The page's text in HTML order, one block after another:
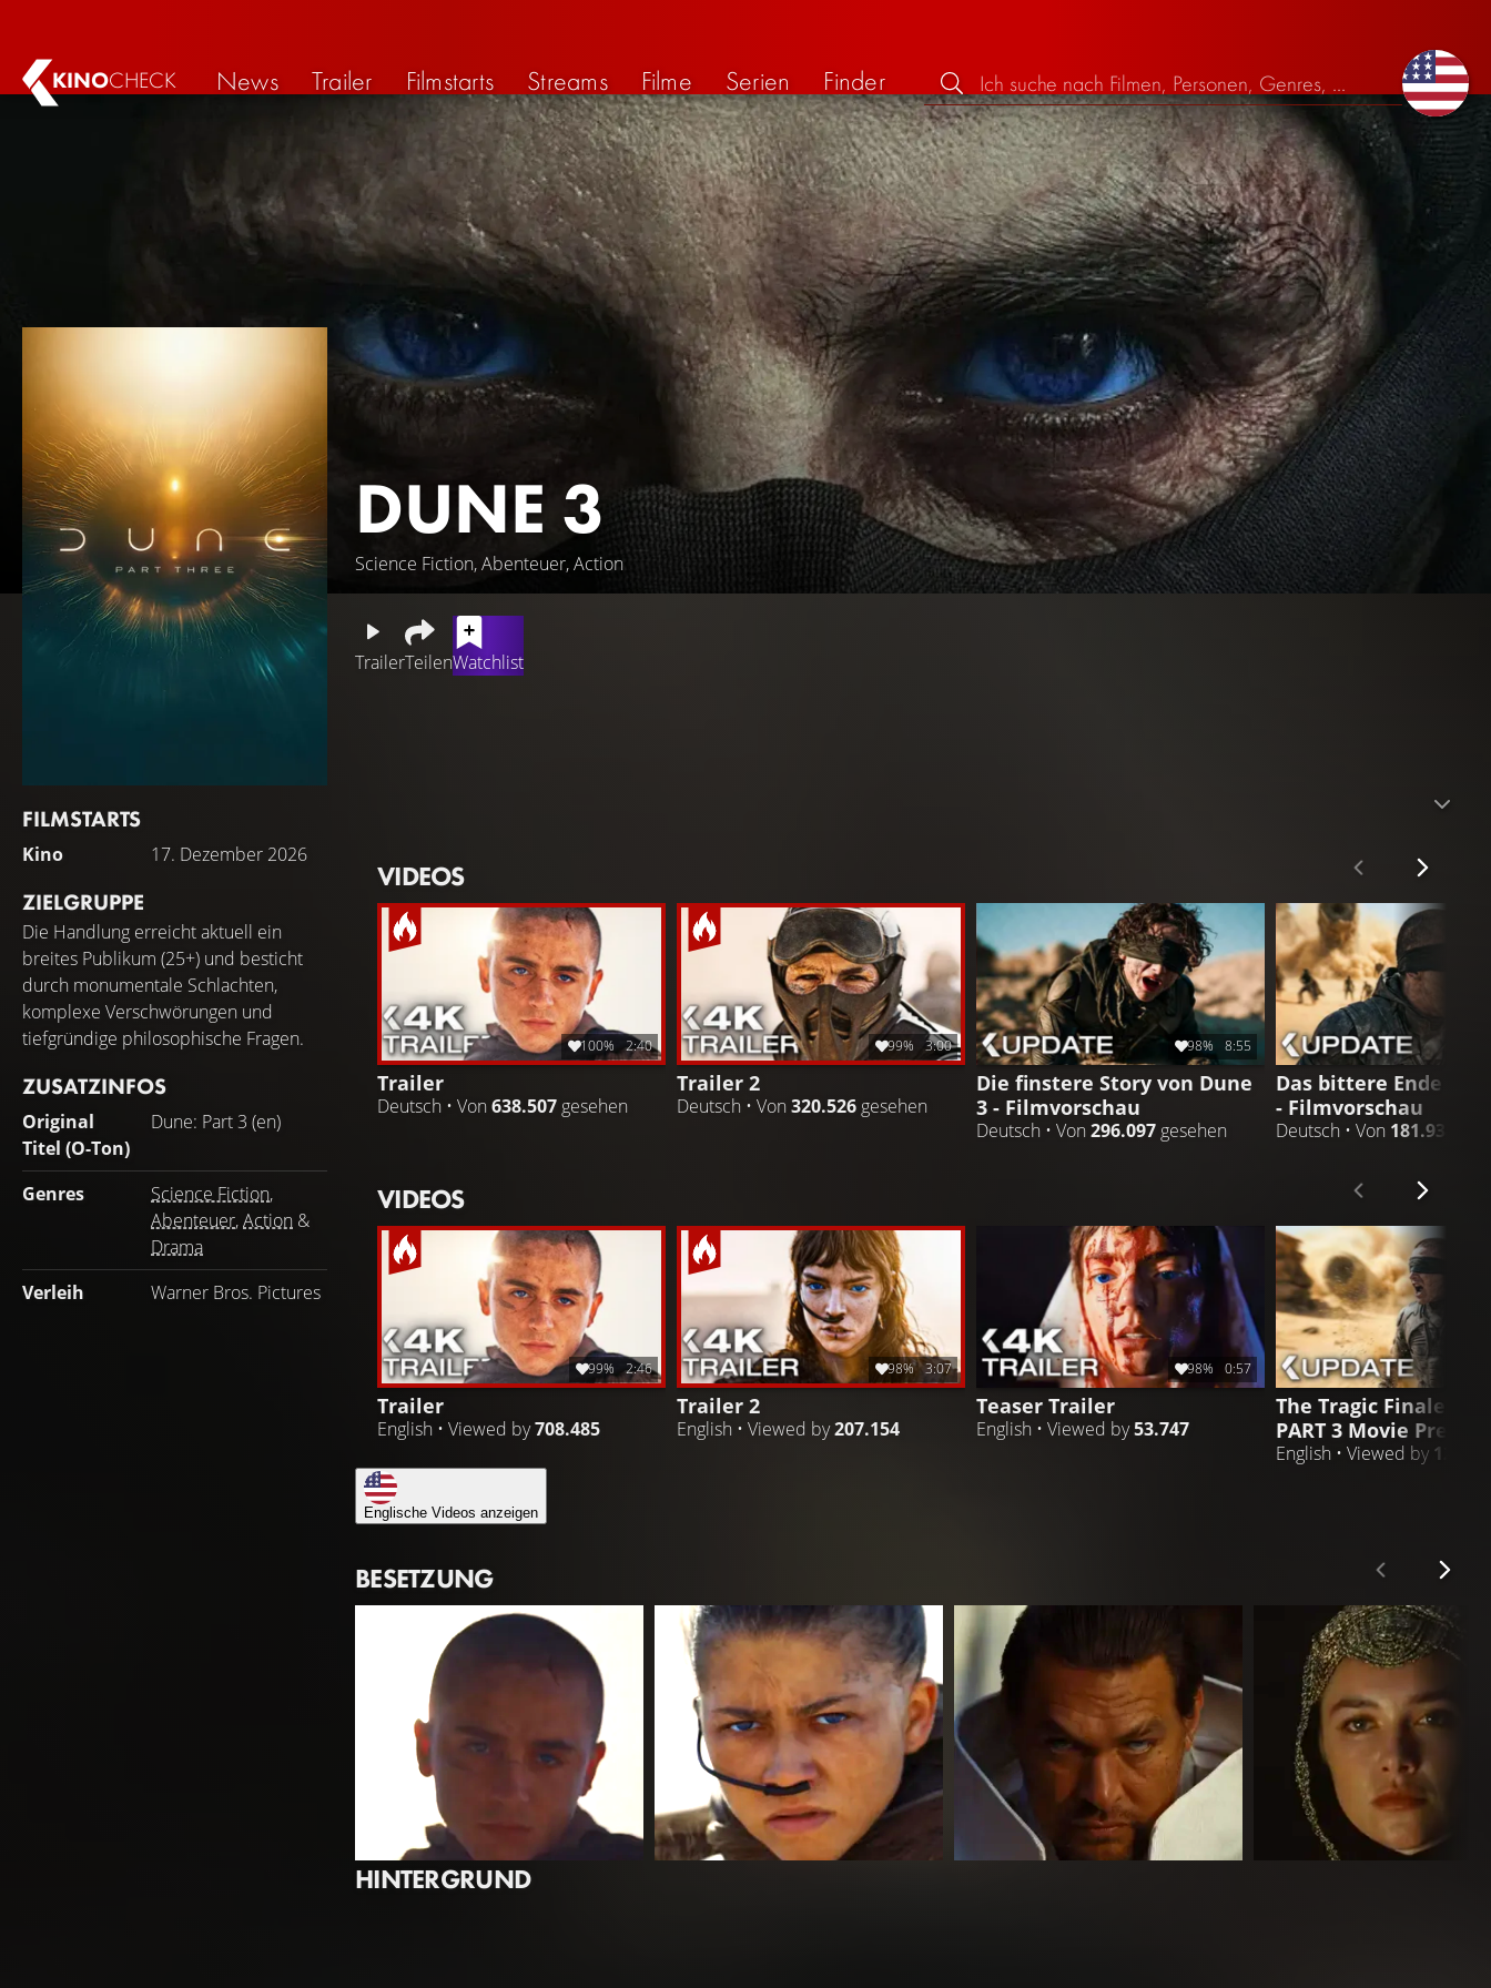
KINOCHECK News Trailer Filmstarts Streams Filme Serien Finder
DUNE 3
Science Fiction, Abenteuer, Action
FILMSTARTS
Kino 17. Dezember 2026
ZIELGRUPPE
Die Handlung erreicht aktuell ein
breites Publikum (25+) und besticht
durch monumentale Schlachten,
komplexe Verschwörungen und
tiefgründige philosophische Fragen.
ZUSATZINFOS
Original
Titel (O-Ton)
Dune: Part 3 (en)
Genres Science Fiction,
Abenteuer,Action &
Drama
Verleih
Warner Bros. Pictures
TrailerTeilenWatchlist
VIDEOS
100% 2:40
Trailer
Deutsch • Von638.507 gesehen
99% 3:00
Trailer 2
Deutsch • Von 320.526 gesehen
98% 8:55
Die finstere Story von Dune
3 - Filmvorschau
Deutsch • Von296.097 gesehen
Das bittere Ende von
- Filmvorschau
Deutsch • Von 181.934
VIDEOS
99% 2:46
Trailer
English • Viewed by708.485
98% 3:07
Trailer 2
English • Viewed by207.154
98% 0:57
Teaser Trailer
English • Viewed by53.747
The Tragic Finale -
PART 3 Movie
English • Viewed by
Englische Videos anzeigen
BESETZUNG
HINTERGRUND